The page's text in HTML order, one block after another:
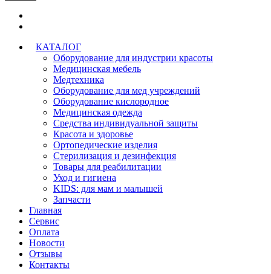
КАТАЛОГ
Оборудование для индустрии красоты
Медицинская мебель
Медтехника
Оборудование для мед учреждений
Оборудование кислородное
Медицинская одежда
Средства индивидуальной защиты
Красота и здоровье
Ортопедические изделия
Стерилизация и дезинфекция
Товары для реабилитации
Уход и гигиена
KIDS: для мам и малышей
Запчасти
Главная
Сервис
Оплата
Новости
Отзывы
Контакты